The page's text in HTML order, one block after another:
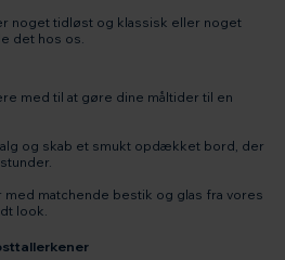
noget tidløst og klassisk eller noget
det hos os.
med til at gøre dine måltider til en
og skab et smukt opdækket bord, der
matchende bestik og glas fra vores
look.